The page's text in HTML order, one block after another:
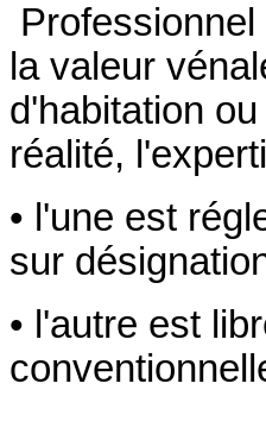
la valeur
d'habitation
réalité,
• l'une est
sur
• l'autre est